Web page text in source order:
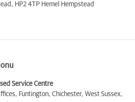
HP2 4TP Hemel Hempstead
Service Centre
Funtington, Chichester, West Sussex,